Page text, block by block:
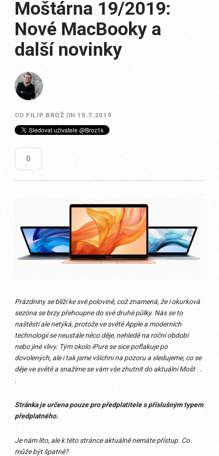
Moštárna 19/2019:
Nové MacBooky a
další novinky
OD FILIP BROŽ ON 15.7.2019
0
Prázdniny se blíží ke své polovině, což znamená, že i okurková
sezóna se brzy přehoupne do své druhé půlky. Nás se to
naštěstí ale netýká, protože ve světě Apple a moderních
technologií se neustále něco děje, nehledě na roční období
nebo jiné vlivy. Tým okolo iPure se sice poflakuje po
dovolených, ale i tak jsme všichni na pozoru a sledujeme, co se
děje ve světě a snažíme se vám vše zhutnit do aktuální Mošt . .
.
Stránka je určena pouze pro předplatitele s příslušným typem
předplatného.
Je nám líto, ale k této stránce aktuálně nemáte přístup. Co
může být špatně?